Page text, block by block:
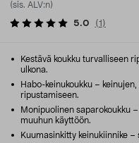
(sis. ALV:n)
5.0 (1 )
Kestävä koukku turvalliseen
ulkona.
Habo-keinukoukku –
ripustamiseen.
Monipuolinen saparokoukku
muuhun käyttöön.
Kuumasinkitty keinukiinnike